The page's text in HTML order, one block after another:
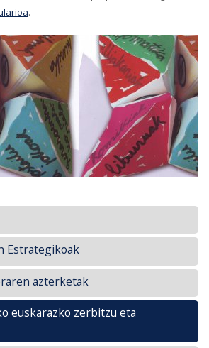
.
Estrategikoak
azterketak
euskarazko zerbitzu eta